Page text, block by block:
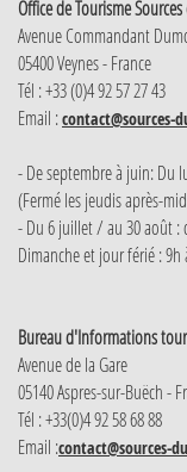
Office de Tourisme
Avenue Commandant
05400 Veynes - France
Tél : +33 (0)4 92 57 27 43
Email :contact@sources-
- De septembre à juin: Du
(Fermé les jeudis après-
- Du 6 juillet / au 30 août :
Dimanche et jour férié : 9h
Bureau d'Informations
Avenue de la Gare
05140 Aspres-sur-Buëch -
Tél : +33(0)4 92 58 68 88
Email :contact@sources-